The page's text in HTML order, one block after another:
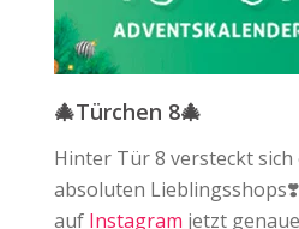
🎄Türchen 8🎄
Hinter Tür 8 versteckt
absoluten
auf ⁠ Instagram jetzt